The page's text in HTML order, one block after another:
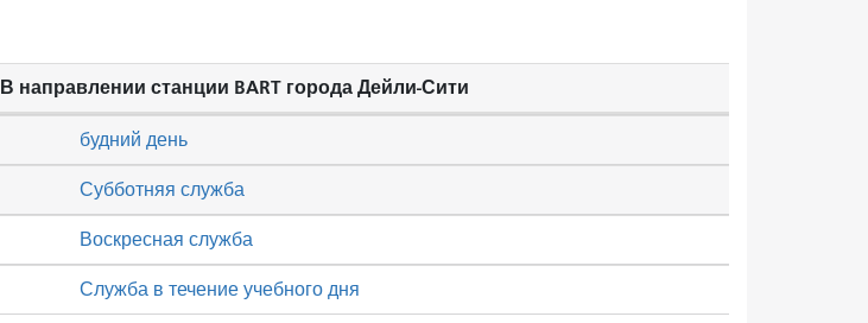
В направлении станции BART города Дейли-Сити
Субботняя служба
Воскресная служба
будний день
Служба в течение учебного дня